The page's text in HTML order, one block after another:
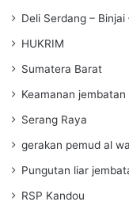
Deli Serdang –
HUKRIM
Sumatera Barat
Keamanan
Serang Raya
gerakan pemud al
Pungutan liar
RSP Kandou